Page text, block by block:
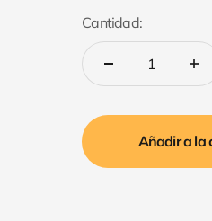
Cantidad:
Añadir a la